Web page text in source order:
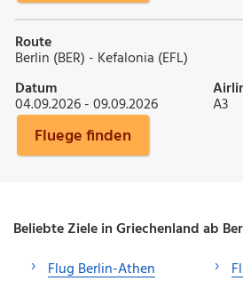
Route
Berlin (BER) - Kefalonia (EFL)
Datum
04.09.2026 - 09.09.2026 A3
Fluege finden
Beliebte Ziele in Griechenland ab
Flug Berlin-Athen